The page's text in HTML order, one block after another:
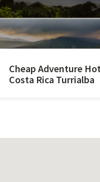
Cheap Adventure
Costa Rica Turrialba